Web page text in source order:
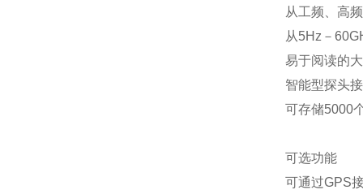
从工频、高
从5Hz－
易于阅读的
智能型探头
可存储5000
可选功能
可通过GPS